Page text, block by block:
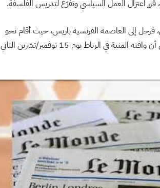
اعتزال العمل السياسي وتفرّغ لتدريس الفلسفة.
سنة 1965 دفعته لاختيار المنفى، فرحل إلى العاصمة الفرنسية باريس، حيث أقام نحو
35 عامًا، قبل أن يعود إلى المغرب ليستقر فيه مجددًا عام 2000، إلى أن وافته المنية في الرباط يوم 15 نوفمبر/تشرين الثاني